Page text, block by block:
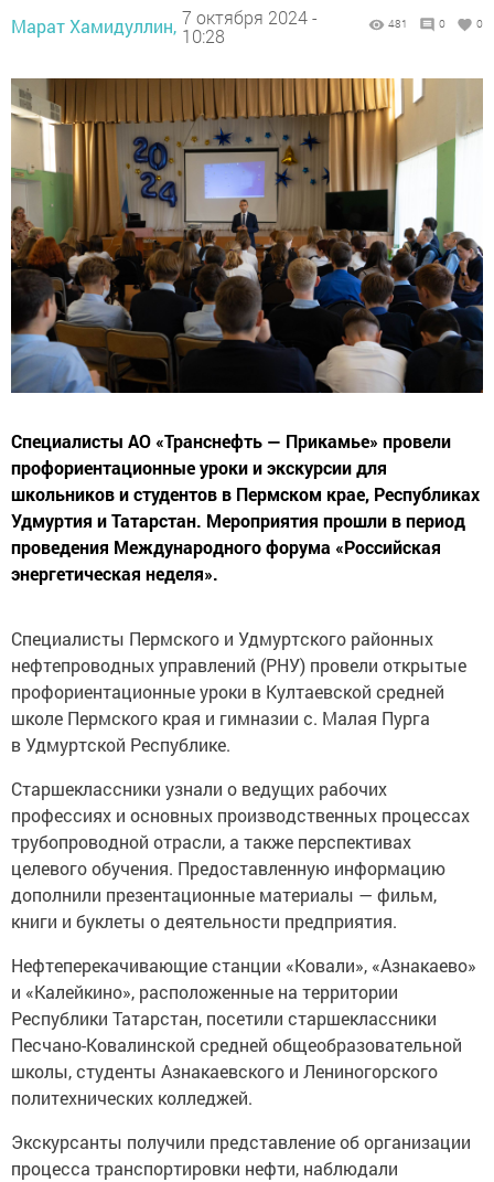
Марат Хамидуллин, 7 октября 2024 -
10:28
481 0 0
Специалисты АО «Транснефть — Прикамье» провели
профориентационные уроки и экскурсии для
школьников и студентов в Пермском крае, Республиках
Удмуртия и Татарстан. Мероприятия прошли в период
проведения Международного форума «Российская
энергетическая неделя».
Специалисты Пермского и Удмуртского районных
нефтепроводных управлений (РНУ) провели открытые
профориентационные уроки в Култаевской средней
школе Пермского края и гимназии с. Малая Пурга
в Удмуртской Республике.
Старшеклассники узнали о ведущих рабочих
профессиях и основных производственных процессах
трубопроводной отрасли, а также перспективах
целевого обучения. Предоставленную информацию
дополнили презентационные материалы — фильм,
книги и буклеты о деятельности предприятия.
Нефтеперекачивающие станции «Ковали», «Азнакаево»
и «Калейкино», расположенные на территории
Республики Татарстан, посетили старшеклассники
Песчано-Ковалинской средней общеобразовательной
школы, студенты Азнакаевского и Лениногорского
политехнических колледжей.
Экскурсанты получили представление об организации
процесса транспортировки нефти, наблюдали